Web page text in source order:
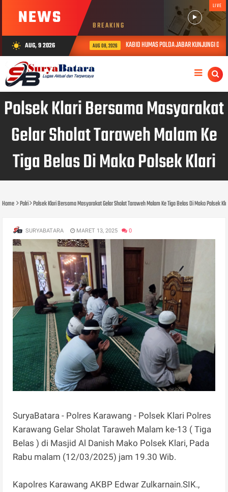
NEWS BREAKING
LIVE
wb_sunny AUG, 9 2026 AUG 08, 2026 KABID HUMAS POLDA JABAR KUNJUNGI
Polsek Klari Bersama Masyarakat
Gelar Sholat Taraweh Malam Ke
Tiga Belas Di Mako Polsek Klari
Home Polri Polsek Klari Bersama Masyarakat Gelar Sholat Taraweh Malam Ke Tiga Belas Di Mako Polsek
SURYABATARA MARET 13, 2025 0
SuryaBatara - Polres Karawang - Polsek Klari Polres
Karawang Gelar Sholat Taraweh Malam ke-13 ( Tiga
Belas ) di Masjid Al Danish Mako Polsek Klari, Pada
Rabu malam (12/03/2025) jam 19.30 Wib.
‎Kapolres Karawang AKBP Edwar Zulkarnain.SIK.,